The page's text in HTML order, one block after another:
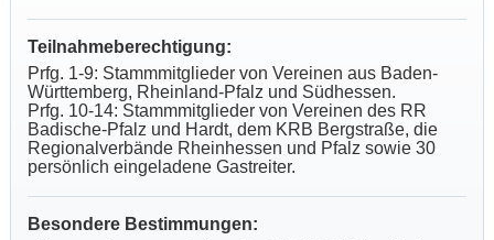
Teilnahmeberechtigung:
Prfg. 1-9: Stammmitglieder von Vereinen aus Baden-
Württemberg, Rheinland-Pfalz und Südhessen.
Prfg. 10-14: Stammmitglieder von Vereinen des RR
Badische-Pfalz und Hardt, dem KRB Bergstraße, die
Regionalverbände Rheinhessen und Pfalz sowie 30
persönlich eingeladene Gastreiter.
Besondere Bestimmungen: